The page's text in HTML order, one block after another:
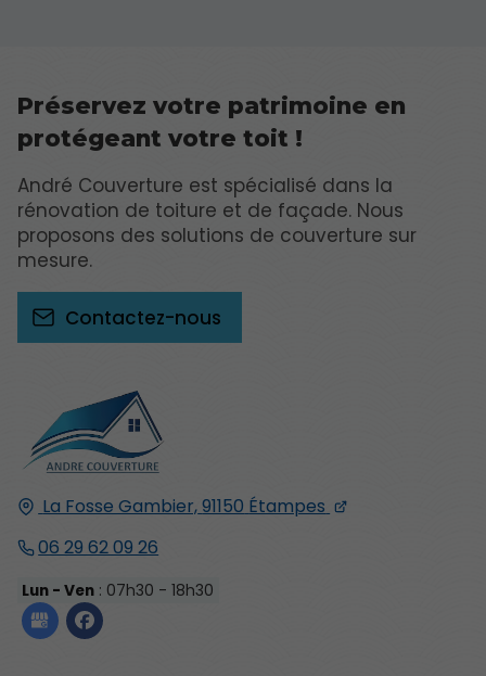
La Fosse Gambier,91150 Étampes
06 29 62 09 26
Lun - Ven : 07h30 - 18h30
Préservez votre patrimoine en
protégeant votre toit !
André Couverture est spécialisé dans la
rénovation de toiture et de façade. Nous
proposons des solutions de couverture sur
mesure.
Contactez-nous